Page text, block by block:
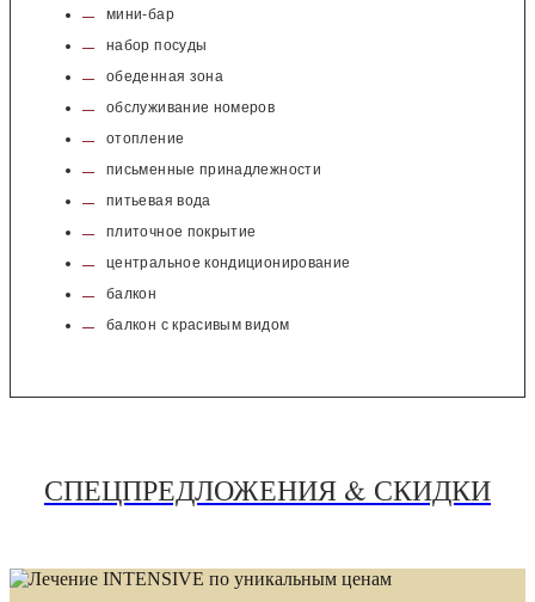
мини-бар
набор посуды
обеденная зона
обслуживание номеров
отопление
письменные принадлежности
питьевая вода
плиточное покрытие
центральное кондиционирование
балкон
балкон с красивым видом
СПЕЦПРЕДЛОЖЕНИЯ & СКИДКИ